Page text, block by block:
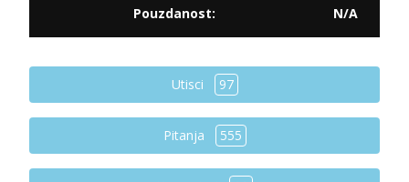
Pouzdanost:
N/A
Utisci 97
Pitanja 555